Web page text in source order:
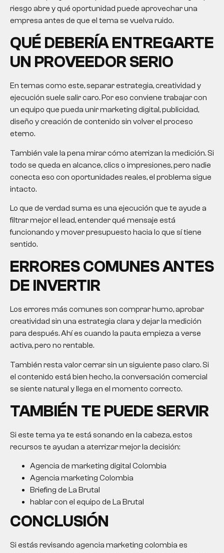
riesgo abre y qué oportunidad puede aprovechar una
empresa antes de que el tema se vuelva ruido.
QUÉ DEBERÍA ENTREGARTE
UN PROVEEDOR SERIO
En temas como este, separar estrategia, creatividad y
ejecución suele salir caro. Por eso conviene trabajar con
un equipo que pueda unir marketing digital, publicidad,
diseño y creación de contenido sin volver el proceso
eterno.
También vale la pena mirar cómo aterrizan la medición. Si
todo se queda en alcance, clics o impresiones, pero nadie
conecta eso con oportunidades reales, el problema sigue
intacto.
Lo que de verdad suma es una ejecución que te ayude a
filtrar mejor el lead, entender qué mensaje está
funcionando y mover presupuesto hacia lo que sí tiene
sentido.
ERRORES COMUNES ANTES
DE INVERTIR
Los errores más comunes son comprar humo, aprobar
creatividad sin una estrategia clara y dejar la medición
para después. Ahí es cuando la pauta empieza a verse
activa, pero no rentable.
También resta valor cerrar sin un siguiente paso claro. Si
el contenido está bien hecho, la conversación comercial
se siente natural y llega en el momento correcto.
TAMBIÉN TE PUEDE SERVIR
Si este tema ya te está sonando en la cabeza, estos
recursos te ayudan a aterrizar mejor la decisión:
Agencia de marketing digital Colombia
Agencia marketing Colombia
Briefing de La Brutal
hablar con el equipo de La Brutal
CONCLUSIÓN
Si estás revisando agencia marketing colombia es